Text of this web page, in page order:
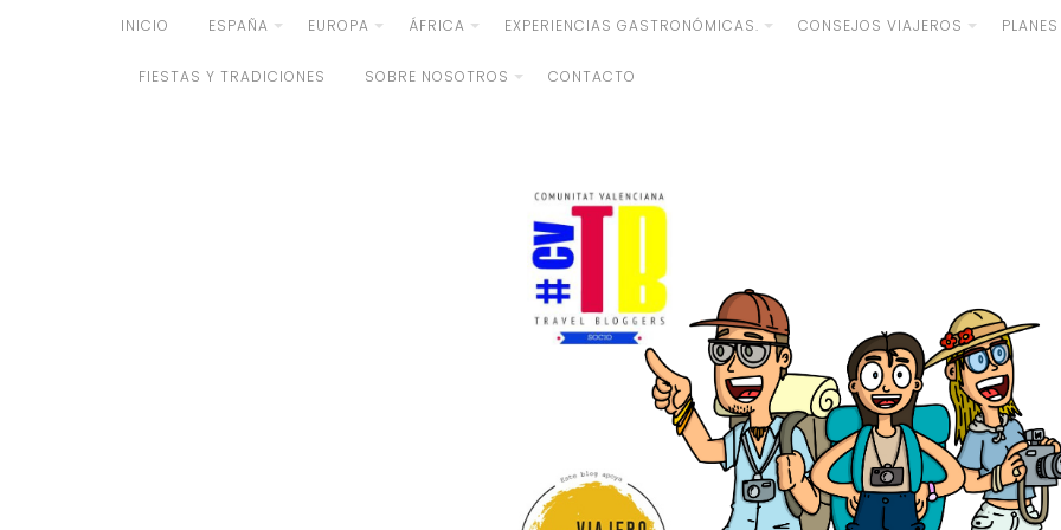
INICIO ESPAÑA EUROPA ÁFRICA EXPERIENCIAS GASTRONÓMICAS. CONSEJOS VIAJEROS
FIESTAS Y TRADICIONES SOBRE NOSOTROS CONTACTO